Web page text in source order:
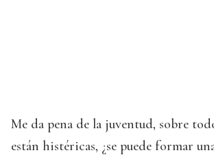
Me da pena de la juventud, sobre
están histéricas, ¿se puede formar